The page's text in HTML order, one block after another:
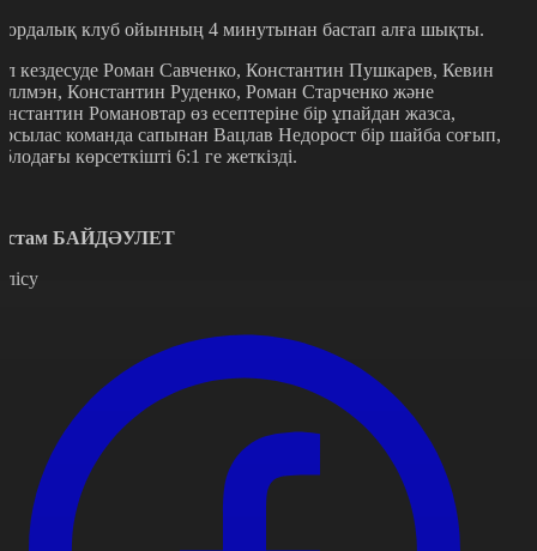
клуб ойынның 4 минутынан бастап алға шықты.
кездесуде Роман Савченко, Константин Пушкарев, Кевин
Константин Руденко, Роман Старченко және
Романовтар өз есептеріне бір ұпайдан жазса,
команда сапынан Вацлав Недорост бір шайба соғып,
көрсеткішті 6:1 ге жеткізді.
БАЙДӘУЛЕТ